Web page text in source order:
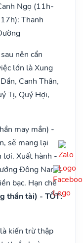
Ngọ (11h-
Thanh
nên cẩn
lớn là Xung
Canh Thân,
Tị, Quý Hợi,
may mắn) -
sẽ mang lại
lợi. Xuất hành -
Đông Nam
bạc. Hạn chế
thần tài) - TỐT:
kiến trừ thập